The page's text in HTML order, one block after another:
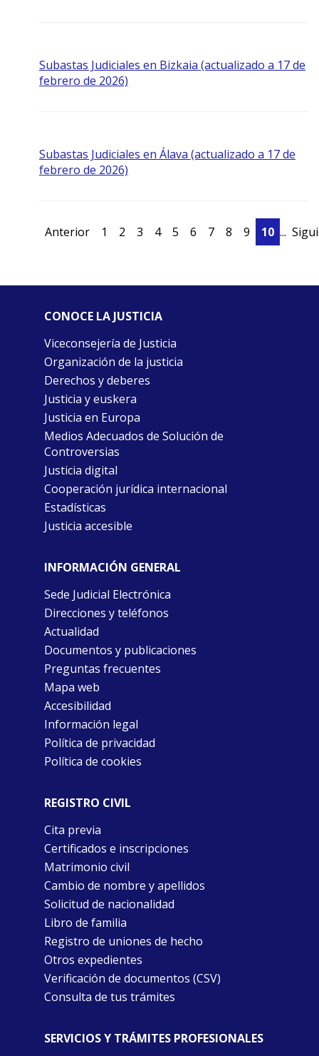
Subastas Judiciales en Bizkaia (actualizado a 17 de
febrero de 2026)
Subastas Judiciales en Álava (actualizado a 17 de
febrero de 2026)
Anterior 1 2 3 4 5 6 7 8 9 10 ...
CONOCE LA JUSTICIA
Viceconsejería de Justicia
Organización de la justicia
Derechos y deberes
Justicia y euskera
Justicia en Europa
Medios Adecuados de Solución de
Controversias
Justicia digital
Cooperación jurídica internacional
Estadísticas
Justicia accesible
INFORMACIÓN GENERAL
Sede Judicial Electrónica
Direcciones y teléfonos
Actualidad
Documentos y publicaciones
Preguntas frecuentes
Mapa web
Accesibilidad
Información legal
Política de privacidad
Política de cookies
REGISTRO CIVIL
Cita previa
Certificados e inscripciones
Matrimonio civil
Cambio de nombre y apellidos
Solicitud de nacionalidad
Libro de familia
Registro de uniones de hecho
Otros expedientes
Verificación de documentos (CSV)
Consulta de tus trámites
SERVICIOS Y TRÁMITES PROFESIONALES